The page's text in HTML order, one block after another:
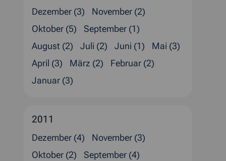
Dezember (3)
November (2)
Oktober (5)
September (1)
August (2)
Juli (2) Juni (1)
Mai (3)
April (3)
März (2)
Februar (2)
Januar (3)
2011
Dezember (4)
November (3)
Oktober (2)
September (4)